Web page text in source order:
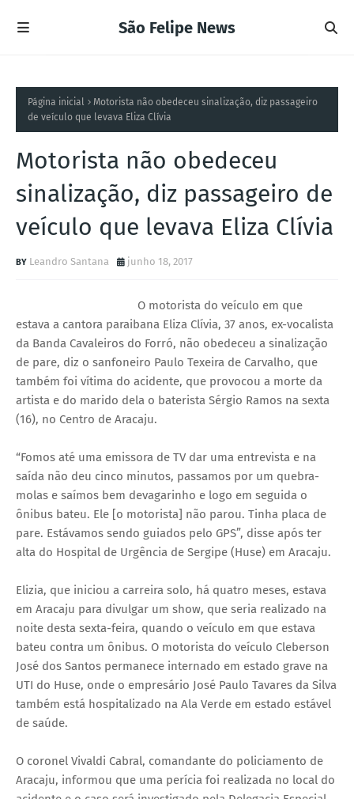
São Felipe News
Página inicial
Motorista não obedeceu sinalização, diz passageiro
de veículo que levava Eliza Clívia
Motorista não obedeceu
sinalização, diz passageiro de
veículo que levava Eliza Clívia
Leandro Santana junho 18, 2017
O motorista do veículo em que
estava a cantora paraibana Eliza Clívia, 37 anos, ex-vocalista
da Banda Cavaleiros do Forró, não obedeceu a sinalização
de pare, diz o sanfoneiro Paulo Texeira de Carvalho, que
também foi vítima do acidente, que provocou a morte da
artista e do marido dela o baterista Sérgio Ramos na sexta
(16), no Centro de Aracaju.
“Fomos até uma emissora de TV dar uma entrevista e na
saída não deu cinco minutos, passamos por um quebra-
molas e saímos bem devagarinho e logo em seguida o
ônibus bateu. Ele [o motorista] não parou. Tinha placa de
pare. Estávamos sendo guiados pelo GPS”, disse após ter
alta do Hospital de Urgência de Sergipe (Huse) em Aracaju.
Elizia, que iniciou a carreira solo, há quatro meses, estava
em Aracaju para divulgar um show, que seria realizado na
noite desta sexta-feira, quando o veículo em que estava
bateu contra um ônibus. O motorista do veículo Cleberson
José dos Santos permanece internado em estado grave na
UTI do Huse, onde o empresário José Paulo Tavares da Silva
também está hospitalizado na Ala Verde em estado estável
de saúde.
O coronel Vivaldi Cabral, comandante do policiamento de
Aracaju, informou que uma perícia foi realizada no local do